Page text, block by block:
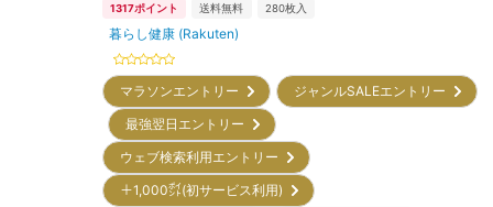
1317ポイント 送料無料 280枚入
暮らし健康 (Rakuten)
マラソンエントリー
ジャンルSALEエントリー
最強翌日エントリー
ウェブ検索利用エントリー
＋1,000㌽(初サービス利用)